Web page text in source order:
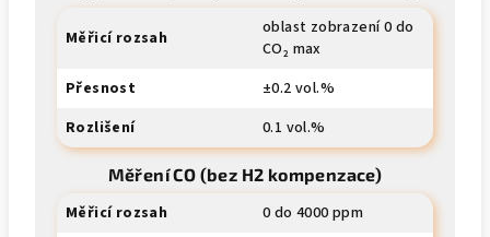
Měřicí rozsah
oblast zobrazení 0 do
CO₂ max
Přesnost
±0.2 vol.%
Rozlišení
0.1 vol.%
Měření CO (bez H2 kompenzace)
Měřicí rozsah 0 do 4000 ppm